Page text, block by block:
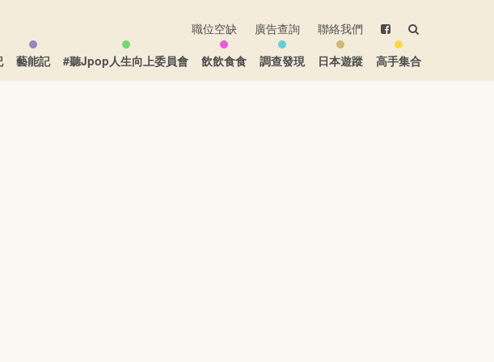
職位空缺 廣告查詢
聯絡我們
藝能記 #聽Jpop人生向上委員會 飲飲食食 調查發現 日本遊蹤 高手集合